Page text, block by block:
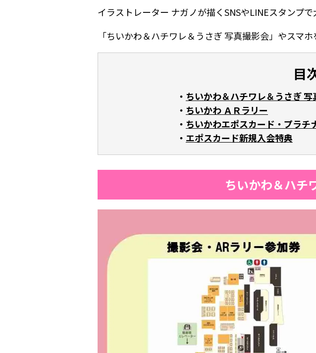
イラストレーター ナガノが描くSNSやLINEスタンプ
「ちいかわ＆ハチワレ＆うさぎ 写真撮影会」やスマ
目
ちいかわ＆ハチワレ＆うさぎ 写
ちいかわ ＡＲラリー
ちいかわエポスカード・プラチ
エポスカード新規入会特典
ちいかわ＆ハチ